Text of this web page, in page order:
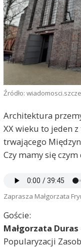
Źródło:
Architektura
XX wieku to jeden
trwającego
Czy mamy się czym
Zaprasza Małgorzata
Goście:
Małgorzata Duras
Popularyzacji